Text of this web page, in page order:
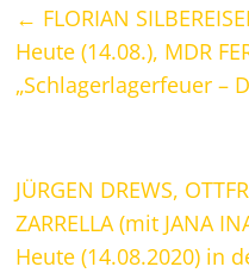
← FLORIAN
Heute (14.08.), MDR
„Schlagerlagerfeuer –
JÜRGEN DREWS,
ZARRELLA (mit JANA
Heute (14.08.2020) in